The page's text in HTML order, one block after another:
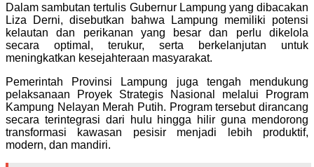
Dalam sambutan tertulis Gubernur Lampung yang dibacakan
Liza Derni, disebutkan bahwa Lampung memiliki potensi
kelautan dan perikanan yang besar dan perlu dikelola
secara optimal, terukur, serta berkelanjutan untuk
meningkatkan kesejahteraan masyarakat.
Pemerintah Provinsi Lampung juga tengah mendukung
pelaksanaan Proyek Strategis Nasional melalui Program
Kampung Nelayan Merah Putih. Program tersebut dirancang
secara terintegrasi dari hulu hingga hilir guna mendorong
transformasi kawasan pesisir menjadi lebih produktif,
modern, dan mandiri.